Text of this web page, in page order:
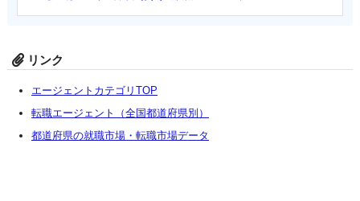
リンク
エージェントカテゴリTOP
転職エージェント（全国都道府県別）
都道府県の就職市場・転職市場データ